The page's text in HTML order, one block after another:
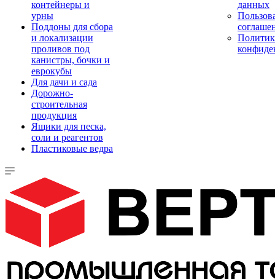
контейнеры и
урны
Поддоны для сбора
и локализации
проливов под
канистры, бочки и
еврокубы
Для дачи и сада
Дорожно-
строительная
продукция
Ящики для песка,
соли и реагентов
Пластиковые ведра
данных